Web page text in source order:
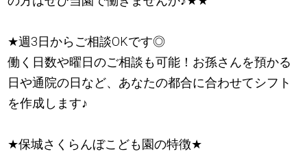
★週3日からご相談OKです◎
働く日数や曜日のご相談も可能！お孫さんを預かる
日や通院の日など、あなたの都合に合わせてシフト
を作成します♪
★保城さくらんぼこども園の特徴★